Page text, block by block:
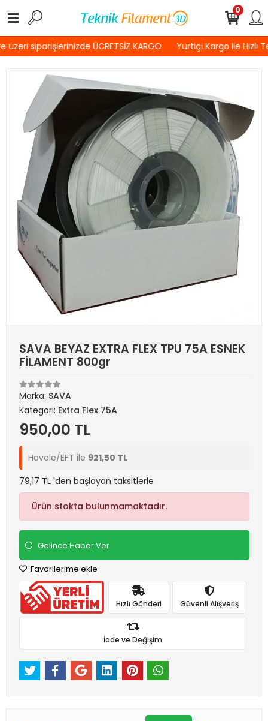
siparişlerinizde ÜCRETSİZ KARGO Yurtiçi Kargo ile Hızlı
0
SAVA BEYAZ EXTRA FLEX TPU 75A ESNEK
FİLAMENT 800gr
Marka: SAVA
Kategori: Extra Flex 75A
950,00 TL
Havale/EFT ile 921,50 TL
79,17 TL 'den başlayan taksitlerle
Ürün stokta bulunmamaktadır.
Gelince Haber Ver
Favorilerime ekle
Hızlı Gönderi Güvenli Alışveriş
İade ve Değişim